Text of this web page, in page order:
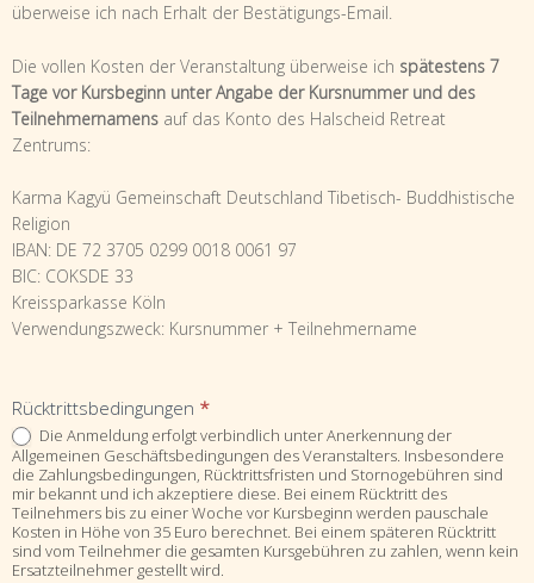
überweise ich nach Erhalt der Bestätigungs-Email.
Die vollen Kosten der Veranstaltung überweise ich spätestens 7
Tage vor Kursbeginn unter Angabe der Kursnummer und des
Teilnehmernamens auf das Konto des Halscheid Retreat
Zentrums:
Karma Kagyü Gemeinschaft Deutschland Tibetisch- Buddhistische
Religion
IBAN: DE 72 3705 0299 0018 0061 97
BIC: COKSDE 33
Kreissparkasse Köln
Verwendungszweck: Kursnummer + Teilnehmername
Rücktrittsbedingungen *
Die Anmeldung erfolgt verbindlich unter Anerkennung der
Allgemeinen Geschäftsbedingungen des Veranstalters. Insbesondere
die Zahlungsbedingungen, Rücktrittsfristen und Stornogebühren sind
mir bekannt und ich akzeptiere diese. Bei einem Rücktritt des
Teilnehmers bis zu einer Woche vor Kursbeginn werden pauschale
Kosten in Höhe von 35 Euro berechnet. Bei einem späteren Rücktritt
sind vom Teilnehmer die gesamten Kursgebühren zu zahlen, wenn kein
Ersatzteilnehmer gestellt wird.